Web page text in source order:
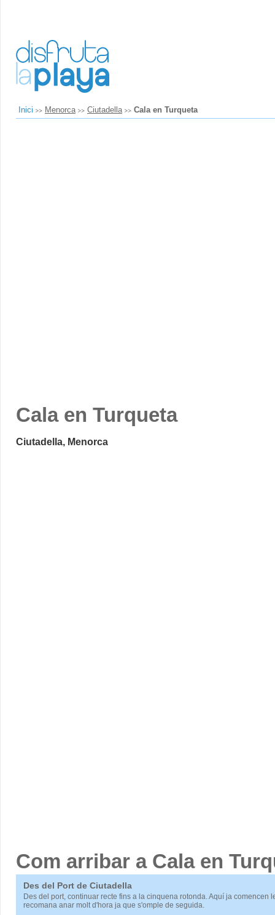
Inici Menorca Ciutadella Cala en Turqueta
Cala en Turqueta
Ciutadella, Menorca
Com arribar a Cala en
Des del Port de Ciutadella
Des del port, continuar recte fins a la cinquena rotonda. Aquí ja
recomana anar molt d'hora ja que s'omple de seguida.